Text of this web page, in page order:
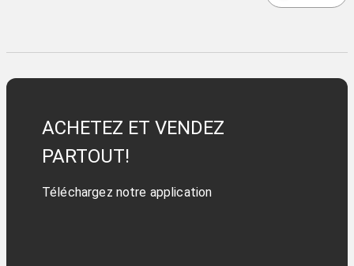
ACHETEZ ET VENDEZ
PARTOUT!
Téléchargez notre application